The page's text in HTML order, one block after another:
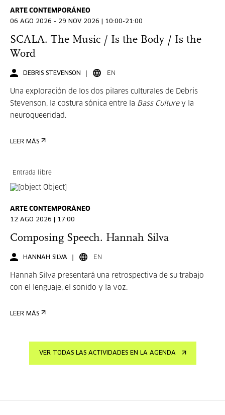
ARTE CONTEMPORÁNEO
06 AGO 2026 - 29 NOV 2026 | 10:00-21:00
SCALA. The Music / Is the Body / Is the
Word
DEBRIS STEVENSON EN
Una exploración de los dos pilares culturales de Debris
Stevenson, la costura sónica entre la Bass Culturey la
neuroqueeridad.
LEER MÁS
Entrada libre
ARTE CONTEMPORÁNEO
12 AGO 2026 | 17:00
Composing Speech. Hannah Silva
HANNAH SILVA EN
Hannah Silva presentará una retrospectiva de su trabajo
con el lenguaje, el sonido y la voz.
LEER MÁS
VER TODAS LAS ACTIVIDADES EN LA AGENDA